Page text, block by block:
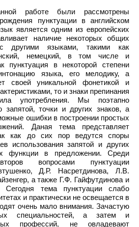
работе были рассмотрены
пунктуации в английском
является одним из европейских
наличие некоторых общих
другими языками, такими как
немецкий, в том числе и
пунктуация в некоторой степени
языка, его мелодику, а
своей уникальной фонетикой и
то и знаки препинания
употребления. Мы поэтапно
запятой, точки и других знаков, а
ошибки в построении простых
Даная тема представляет
как до сих пор ведутся споры
использования запятой и других
функции в предложении. Среди
вопросами пунктуации
Д.Р. Насретдинова, Л.В.
а также Г.Ф. Гайфутдинова и
тема пунктуации слабо
и практически не освещается в
очень мало внимания. Зачастую
специальностей, а затем и
профессий, не овладевают